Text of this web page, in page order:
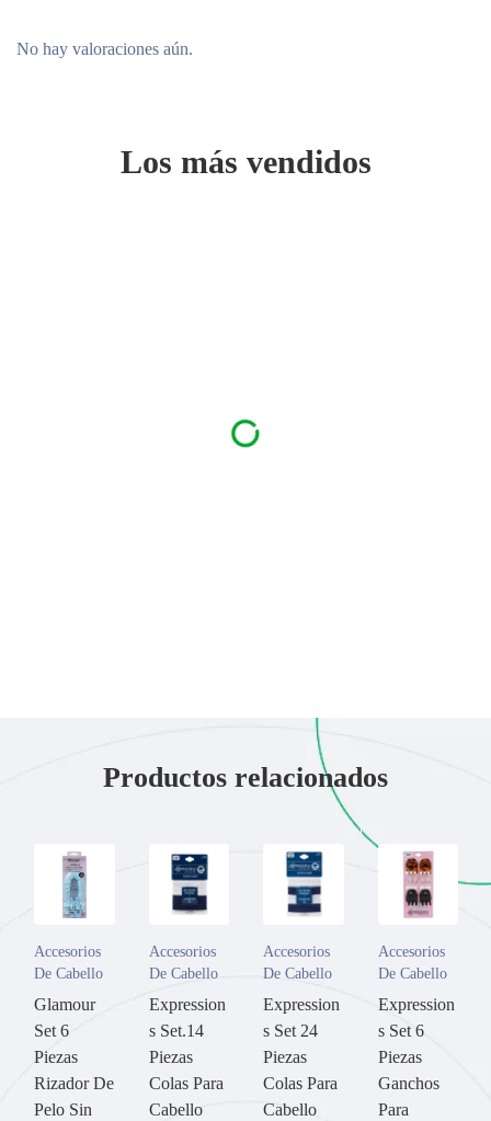
No hay valoraciones aún.
Los más vendidos
Productos relacionados
Accesorios
De Cabello
Glamour
Set 6
Piezas
Rizador De
Pelo Sin
Accesorios
De Cabello
Expression
s Set.14
Piezas
Colas Para
Cabello
Accesorios
De Cabello
Expression
s Set 24
Piezas
Colas Para
Cabello
Accesorios
De Cabello
Expression
s Set 6
Piezas
Ganchos
Para